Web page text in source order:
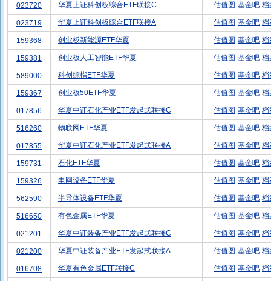
023720 华夏上证科创板综合ETF联接C 估值图 基金吧 档
023719 华夏上证科创板综合ETF联接A 估值图 基金吧 档
159368 创业板新能源ETF华夏 估值图 基金吧 档
159381 创业板人工智能ETF华夏 估值图 基金吧 档
589000 科创综指ETF华夏 估值图 基金吧 档
159367 创业板50ETF华夏 估值图 基金吧 档
017856 华夏中证石化产业ETF发起式联接C 估值图 基金吧 档
516260 物联网ETF华夏 估值图 基金吧 档
017855 华夏中证石化产业ETF发起式联接A 估值图 基金吧 档
159731 石化ETF华夏 估值图 基金吧 档
159326 电网设备ETF华夏 估值图 基金吧 档
562590 半导体设备ETF华夏 估值图 基金吧 档
516650 有色金属ETF华夏 估值图 基金吧 档
021201 华夏中证装备产业ETF发起式联接C 估值图 基金吧 档
021200 华夏中证装备产业ETF发起式联接A 估值图 基金吧 档
016708 华夏有色金属ETF联接C 估值图 基金吧 档